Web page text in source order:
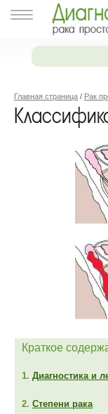
Главная страница / Рак
Краткое
1. Диагностика и
2. Степени рака